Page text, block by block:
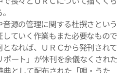
源の管理に関する杜撰さという
ていく作業もまた必要なもので
なれば、ＵＲＣから発刊されて
ート」が休刊を余儀なくされた
として配布された「唄・うた